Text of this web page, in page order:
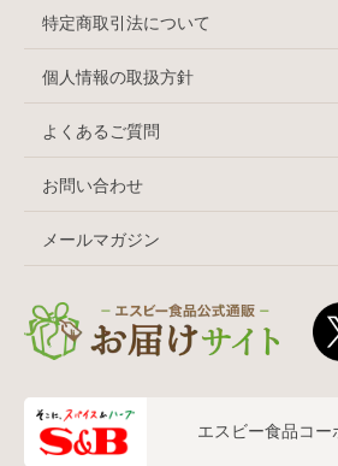
特定商取引法について
個人情報の取扱方針
よくあるご質問
お問い合わせ
メールマガジン
エスビー食品コー